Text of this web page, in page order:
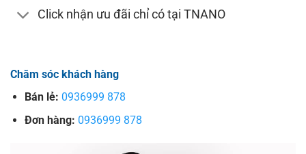
Click nhận ưu đãi chỉ có tại TNANO
Chăm sóc khách hàng
Bán lẻ: 0936999 878
Đơn hàng: 0936999 878